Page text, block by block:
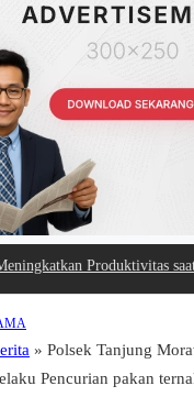
Produktivitas saat
» Polsek Tanjung
Pencurian pakan